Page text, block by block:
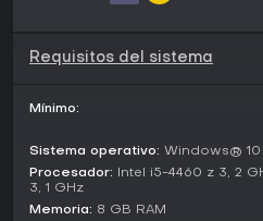
Modos de juego
jugador en la que guías a tu
Requisitos del sistema
Mínimo:
Sistema operativo: Windows® 10
Procesador: Intel i5-4460 z 3, 2
3, 1 GHz
Memoria: 8 GB RAM